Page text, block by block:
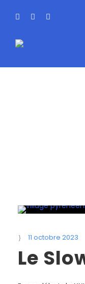
11 octobre 2023
Le